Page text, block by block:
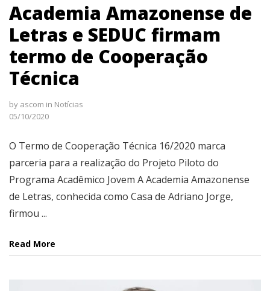
Academia Amazonense de
Letras e SEDUC firmam
termo de Cooperação
Técnica
by ascom in Notícias
05/10/2020
O Termo de Cooperação Técnica 16/2020 marca
parceria para a realização do Projeto Piloto do
Programa Acadêmico Jovem A Academia Amazonense
de Letras, conhecida como Casa de Adriano Jorge,
firmou ...
Read More